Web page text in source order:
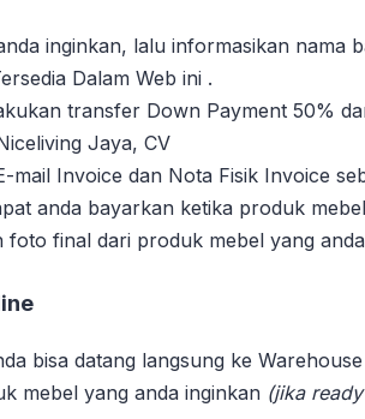
inginkan, lalu informasikan nama
Dalam Web ini .
transfer Down Payment 50%
Jaya, CV
mail Invoice dan Nota Fisik Invoice
anda bayarkan ketika produk
foto final dari produk mebel yang
bisa datang langsung ke
mebel yang anda inginkan (jika